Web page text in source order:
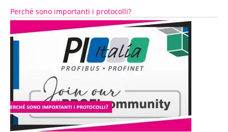
Perché sono importanti i protocolli?